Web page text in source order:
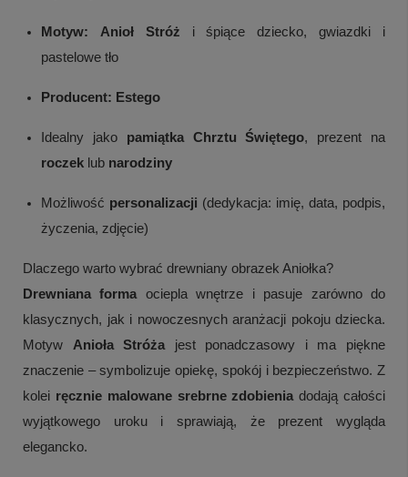
Motyw: Anioł Stróż i śpiące dziecko, gwiazdki i
pastelowe tło
Producent: Estego
Idealny jako pamiątka Chrztu Świętego, prezent na
roczek lub narodziny
Możliwość personalizacji (dedykacja: imię, data, podpis,
życzenia, zdjęcie)
Dlaczego warto wybrać drewniany obrazek Aniołka?
Drewniana forma ociepla wnętrze i pasuje zarówno do
klasycznych, jak i nowoczesnych aranżacji pokoju dziecka.
Motyw Anioła Stróża jest ponadczasowy i ma piękne
znaczenie – symbolizuje opiekę, spokój i bezpieczeństwo. Z
kolei ręcznie malowane srebrne zdobienia dodają całości
wyjątkowego uroku i sprawiają, że prezent wygląda
elegancko.